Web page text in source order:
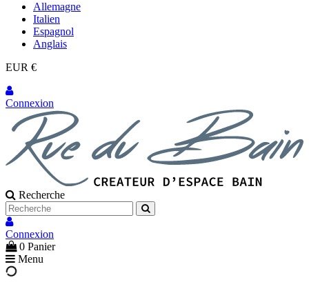
Allemagne
Italien
Espagnol
Anglais
EUR €
Connexion
Recherche
Connexion
0 Panier
Menu